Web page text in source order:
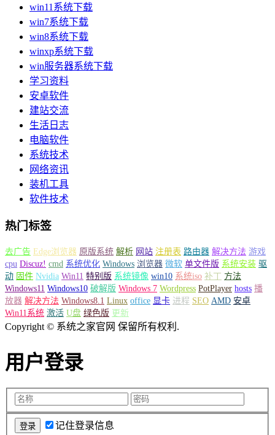
win11系统下载
win7系统下载
win8系统下载
winxp系统下载
win服务器系统下载
学习资料
安卓软件
建站交流
生活日志
电脑软件
系统技术
网络资讯
装机工具
软件技术
热门标签
去广告 Edge浏览器 原版系统 解析 网站 注册表 路由器 解决方法 游戏
cpu Discuz! cmd 系统优化 Windows 浏览器 微软 单文件版 系统安装 驱
动 固件 Nvidia Win11 特别版 系统镜像 win10 系统iso 补丁 方法
Windows11 Windows10 破解版 Windows 7 Wordpress PotPlayer hosts 播
放器 解决方法 Windows8.1 Linux office 显卡 进程 SEO AMD 安卓
Win11系统 激活 U盘 绿色版 更新
Copyright © 系统之家官网 保留所有权利.
用户登录
记住登录信息